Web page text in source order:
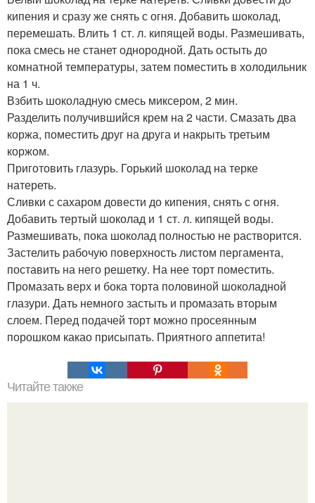
кипения и сразу же снять с огня. Добавить шоколад,
перемешать. Влить 1 ст. л. кипящей воды. Размешивать,
пока смесь не станет однородной. Дать остыть до
комнатной температуры, затем поместить в холодильник
на 1 ч.
Взбить шоколадную смесь миксером, 2 мин.
Разделить получившийся крем на 2 части. Смазать два
коржа, поместить друг на друга и накрыть третьим
коржом.
Приготовить глазурь. Горький шоколад на терке
натереть.
Сливки с сахаром довести до кипения, снять с огня.
Добавить тертый шоколад и 1 ст. л. кипящей воды.
Размешивать, пока шоколад полностью не растворится.
Застелить рабочую поверхность листом пергамента,
поставить на него решетку. На нее торт поместить.
Промазать верх и бока торта половиной шоколадной
глазури. Дать немного застыть и промазать вторым
слоем. Перед подачей торт можно просеянным
порошком какао присыпать. Приятного аппетита!
Читайте также